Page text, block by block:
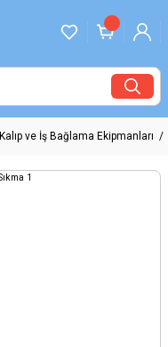
Kalıp ve İş Bağlama Ekipmanları